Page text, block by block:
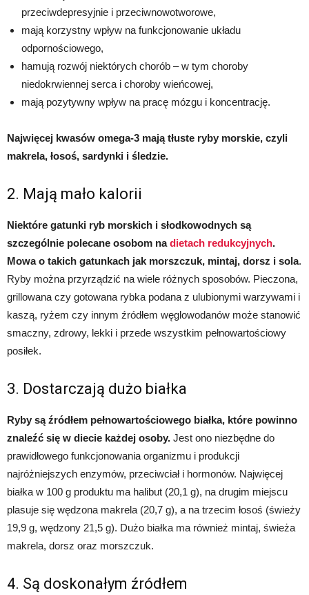
przeciwdepresyjnie i przeciwnowotworowe,
mają korzystny wpływ na funkcjonowanie układu
odpornościowego,
hamują rozwój niektórych chorób – w tym choroby
niedokrwiennej serca i choroby wieńcowej,
mają pozytywny wpływ na pracę mózgu i koncentrację.
Najwięcej kwasów omega-3 mają tłuste ryby morskie, czyli
makrela, łosoś, sardynki i śledzie.
2. Mają mało kalorii
Niektóre gatunki ryb morskich i słodkowodnych są
szczególnie polecane osobom nadietach redukcyjnych.
Mowa o takich gatunkach jak morszczuk, mintaj, dorsz i sola.
Ryby można przyrządzić na wiele różnych sposobów. Pieczona,
grillowana czy gotowana rybka podana z ulubionymi warzywami i
kaszą, ryżem czy innym źródłem węglowodanów może stanowić
smaczny, zdrowy, lekki i przede wszystkim pełnowartościowy
posiłek.
3. Dostarczają dużo białka
Ryby są źródłem pełnowartościowego białka, które powinno
znaleźć się w diecie każdej osoby. Jest ono niezbędne do
prawidłowego funkcjonowania organizmu i produkcji
najróżniejszych enzymów, przeciwciał i hormonów. Najwięcej
białka w 100 g produktu ma halibut (20,1 g), na drugim miejscu
plasuje się wędzona makrela (20,7 g), a na trzecim łosoś (świeży
19,9 g, wędzony 21,5 g). Dużo białka ma również mintaj, świeża
makrela, dorsz oraz morszczuk.
4. Są doskonałym źródłem